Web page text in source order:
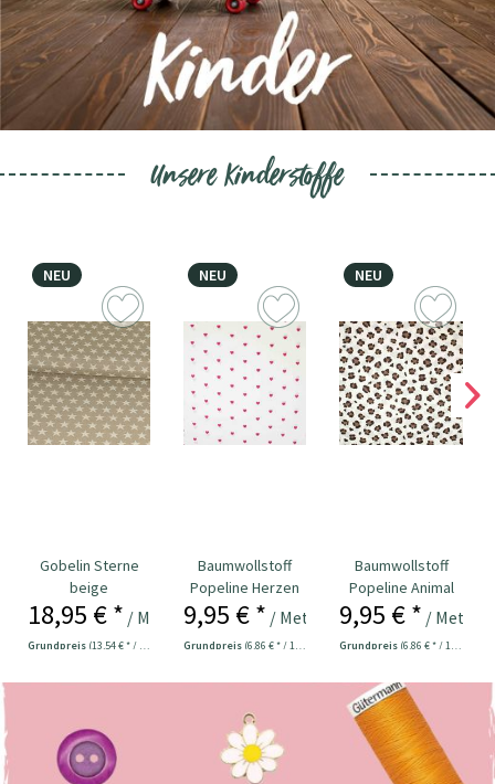
Unsere Kinderstoffe
NEU
Gobelin Sterne
beige
18,95 € * / Meter
Grundpreis (13,54 € * / 1 m²)
NEU
Baumwollstoff
Popeline Herzen
weiß
9,95 € * / Meter
Grundpreis (6,86 € * / 1 m²)
NEU
Baumwollstoff
Popeline Animal
Print natur
9,95 € * / Meter
Grundpreis (6,86 € * / 1 m²)